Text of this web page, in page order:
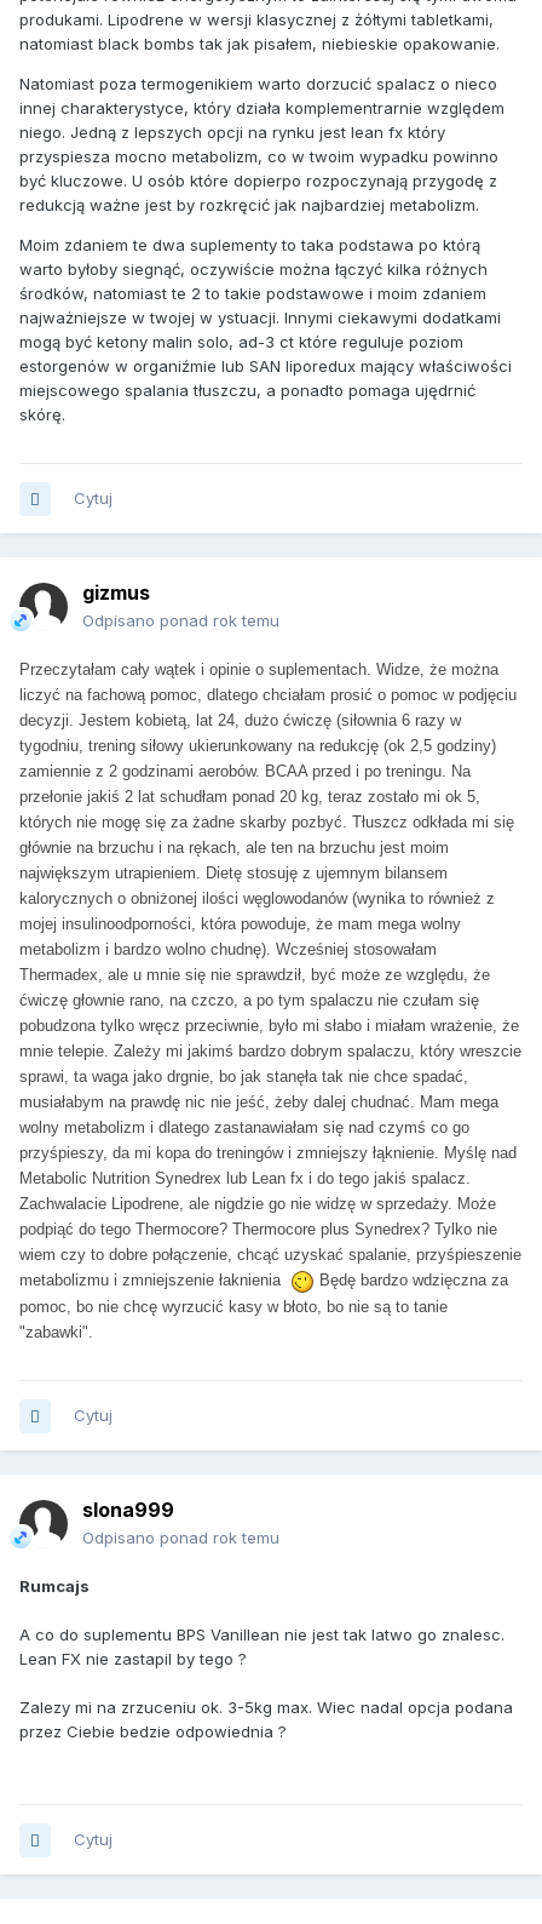
produkami. Lipodrene w wersji klasycznej z żółtymi tabletkami,
natomiast black bombs tak jak pisałem, niebieskie opakowanie.
Natomiast poza termogenikiem warto dorzucić spalacz o nieco
innej charakterystyce, który działa komplementrarnie względem
niego. Jedną z lepszych opcji na rynku jest lean fx który
przyspiesza mocno metabolizm, co w twoim wypadku powinno
być kluczowe. U osób które dopierpo rozpoczynają przygodę z
redukcją ważne jest by rozkręcić jak najbardziej metabolizm.
Moim zdaniem te dwa suplementy to taka podstawa po którą
warto byłoby siegnąć, oczywiście można łączyć kilka różnych
środków, natomiast te 2 to takie podstawowe i moim zdaniem
najważniejsze w twojej w ystuacji. Innymi ciekawymi dodatkami
mogą być ketony malin solo, ad-3 ct które reguluje poziom
estorgenów w organiźmie lub SAN liporedux mający właściwości
miejscowego spalania tłuszczu, a ponadto pomaga ujędrnić
skórę.
Cytuj
gizmus
Odpisano ponad rok temu
Przeczytałam cały wątek i opinie o suplementach. Widze, że można
liczyć na fachową pomoc, dlatego chciałam prosić o pomoc w podjęciu
decyzji. Jestem kobietą, lat 24, dużo ćwiczę (siłownia 6 razy w
tygodniu, trening siłowy ukierunkowany na redukcję (ok 2,5 godziny)
zamiennie z 2 godzinami aerobów. BCAA przed i po treningu. Na
przełonie jakiś 2 lat schudłam ponad 20 kg, teraz zostało mi ok 5,
których nie mogę się za żadne skarby pozbyć. Tłuszcz odkłada mi się
głównie na brzuchu i na rękach, ale ten na brzuchu jest moim
największym utrapieniem. Dietę stosuję z ujemnym bilansem
kalorycznych o obniżonej ilości węglowodanów (wynika to również z
mojej insulinoodporności, która powoduje, że mam mega wolny
metabolizm i bardzo wolno chudnę). Wcześniej stosowałam
Thermadex, ale u mnie się nie sprawdził, być może ze względu, że
ćwiczę głownie rano, na czczo, a po tym spalaczu nie czułam się
pobudzona tylko wręcz przeciwnie, było mi słabo i miałam wrażenie, że
mnie telepie. Zależy mi jakimś bardzo dobrym spalaczu, który wreszcie
sprawi, ta waga jako drgnie, bo jak stanęła tak nie chce spadać,
musiałabym na prawdę nic nie jeść, żeby dalej chudnać. Mam mega
wolny metabolizm i dlatego zastanawiałam się nad czymś co go
przyśpieszy, da mi kopa do treningów i zmniejszy łąknienie. Myślę nad
Metabolic Nutrition Synedrex lub Lean fx i do tego jakiś spalacz.
Zachwalacie Lipodrene, ale nigdzie go nie widzę w sprzedaży. Może
podpiąć do tego Thermocore? Thermocore plus Synedrex? Tylko nie
wiem czy to dobre połączenie, chcąć uzyskać spalanie, przyśpieszenie
metabolizmu i zmniejszenie łaknienia
Będę bardzo wdzięczna za
pomoc, bo nie chcę wyrzucić kasy w błoto, bo nie są to tanie
"zabawki".
Cytuj
slona999
Odpisano ponad rok temu
Rumcajs
A co do suplementu BPS Vanillean nie jest tak latwo go znalesc.
Lean FX nie zastapil by tego ?
Zalezy mi na zrzuceniu ok. 3-5kg max. Wiec nadal opcja podana
przez Ciebie bedzie odpowiednia ?
Cytuj